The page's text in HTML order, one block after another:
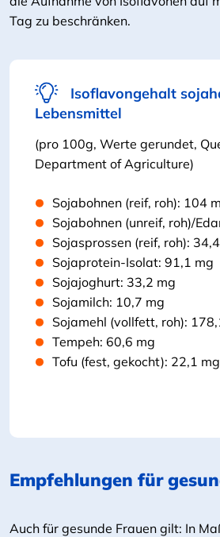
Isoflavongehalt
Lebensmittel
(pro 100g, Werte gerundet,
Department of Agriculture)
Sojabohnen (reif, roh): 104
Sojabohnen (unreif, roh)/
Sojasprossen (reif, roh):
Sojaprotein-Isolat: 91,1 mg
Sojajoghurt: 33,2 mg
Sojamilch: 10,7 mg
Sojamehl (vollfett, roh):
Tempeh: 60,6 mg
Tofu (fest, gekocht): 22,1 mg
Tag zu beschränken.
Empfehlungen für
Auch für gesunde Frauen gilt: In